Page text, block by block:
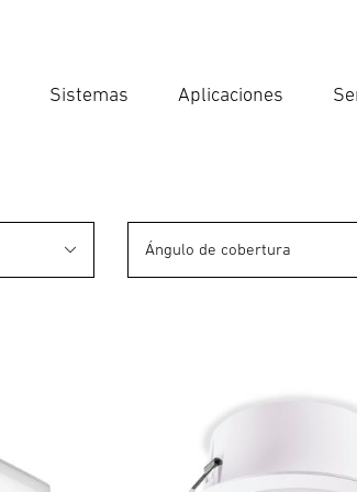
Sistemas Aplicaciones
Ángulo de cobertura